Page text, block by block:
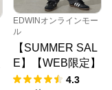
EDWINオンラインモー
ル
【SUMMER SAL
E】【WEB限定】
STEPMARK ルー
4.3